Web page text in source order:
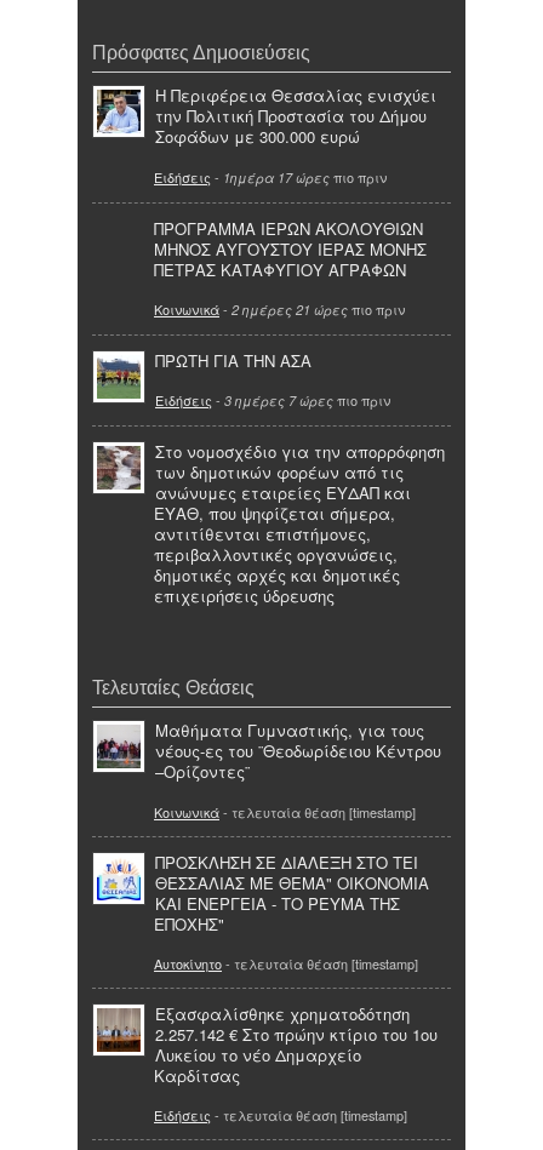
Πρόσφατες Δημοσιεύσεις
Η Περιφέρεια Θεσσαλίας ενισχύει
την Πολιτική Προστασία του Δήμου
Σοφάδων με 300.000 ευρώ
Ειδήσεις - 1ημέρα 17 ώρες πιο πριν
ΠΡΟΓΡΑΜΜΑ ΙΕΡΩΝ ΑΚΟΛΟΥΘΙΩΝ
ΜΗΝΟΣ ΑΥΓΟΥΣΤΟΥ ΙΕΡΑΣ ΜΟΝΗΣ
ΠΕΤΡΑΣ ΚΑΤΑΦΥΓΙΟΥ ΑΓΡΑΦΩΝ
Κοινωνικά- 2 ημέρες 21 ώρες πιο πριν
ΠΡΩΤΗ ΓΙΑ ΤΗΝ ΑΣΑ
Ειδήσεις - 3 ημέρες 7 ώρες πιο πριν
Στο νομοσχέδιο για την απορρόφηση
των δημοτικών φορέων από τις
ανώνυμες εταιρείες ΕΥΔΑΠ και
ΕΥΑΘ, που ψηφίζεται σήμερα,
αντιτίθενται επιστήμονες,
περιβαλλοντικές οργανώσεις,
δημοτικές αρχές και δημοτικές
επιχειρήσεις ύδρευσης
Τελευταίες Θεάσεις
Mαθήματα Γυμναστικής, για τους
νέους-ες του ¨Θεοδωρίδειου Κέντρου
–Ορίζοντες¨
Κοινωνικά- τελευταία θέαση [timestamp]
ΠΡΟΣΚΛΗΣΗ ΣΕ ΔΙΑΛΕΞΗ ΣΤΟ ΤΕΙ
ΘΕΣΣΑΛΙΑΣ ΜΕ ΘΕΜΑ" ΟΙΚΟΝΟΜΙΑ
ΚΑΙ ΕΝΕΡΓΕΙΑ - ΤΟ ΡΕΥΜΑ ΤΗΣ
ΕΠΟΧΗΣ"
Αυτοκίνητο- τελευταία θέαση [timestamp]
Εξασφαλίσθηκε χρηματοδότηση
2.257.142 € Στο πρώην κτίριο του 1ου
Λυκείου το νέο Δημαρχείο
Καρδίτσας
Ειδήσεις - τελευταία θέαση [timestamp]